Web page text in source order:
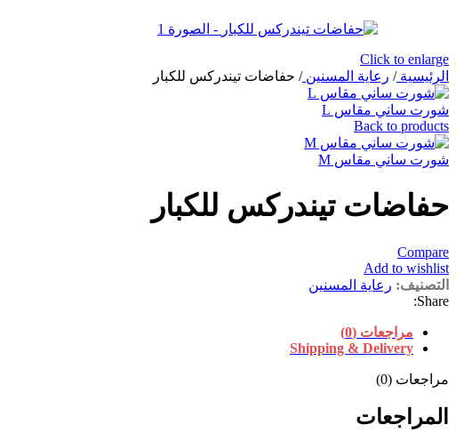
Click to enlarge
الرئيسية/ رعاية المسنين/ حفاضات تيندركس للكبار
شورت ساني مقاس L
Back to products
شورت ساني مقاس M
حفاضات تيندركس للكبار
Compare
Add to wishlist
التصنيف: رعاية المسنين
Share:
مراجعات (0)
Shipping & Delivery
مراجعات (0)
المراجعات